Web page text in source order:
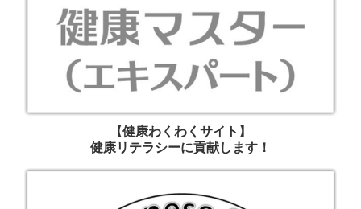
【健康わくわくサイト】
健康リテラシーに貢献します！